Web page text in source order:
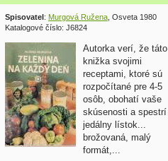
Spisovatel: Murgová Ružena , Osveta 1980
Katalogové číslo: J6824
Autorka verí, že táto
knižka svojimi
receptami, ktoré sú
rozpočítané pre 4-5
osôb, obohatí vaše
skúsenosti a spestrí
jedálny lístok...
brožovaná, malý
formát,...